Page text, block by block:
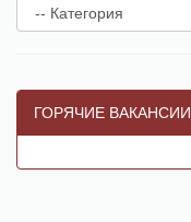
ГОРЯЧИЕ ВАКАНСИИ